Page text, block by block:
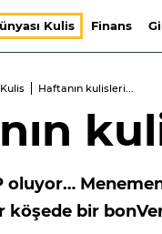
Kulis Finans
Haftanın kulisleri...
oluyor…
köşede bir